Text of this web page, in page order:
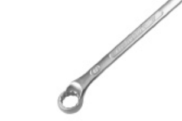
Alicate Bico Reto para Anéis Internos - Cod 00892
Alicate Bico Reto Tipo Telefone - Cod 02911
Alicate Bomba D Água - Cod 01326
Alicate Corte Diagonal - Cod 02138
Alicate Corte Frontal - Cod 02685
Alicate Corte Frontal - Cod 02685